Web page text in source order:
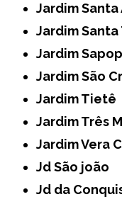
Jardim
Jardim
Jardim
Jardim São
Jardim Tietê
Jardim Três
Jardim Vera
Jd São joão
Jd da